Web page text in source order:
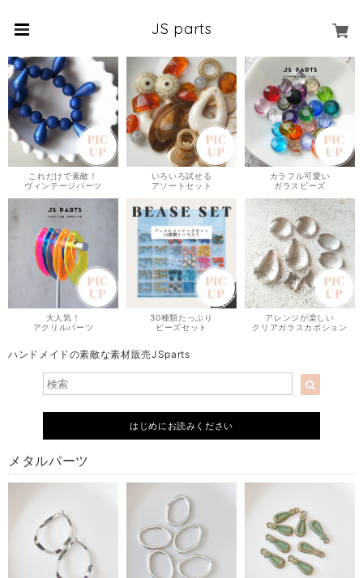
JS parts
これだけで素敵！
ヴィンテージパーツ
いろいろ試せる
アソートセット
カラフル可愛い
ガラスビーズ
大人気！
アクリルパーツ
30種類たっぷり
ビーズセット
アレンジが楽しい
クリアガラスカボション
ハンドメイドの素敵な素材販売JSparts
はじめにお読みください
メタルパーツ